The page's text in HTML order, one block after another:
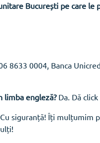
București pe care
8633 0004, Banca
limba engleză? Da. Dă
siguranță! Îți mulțumim